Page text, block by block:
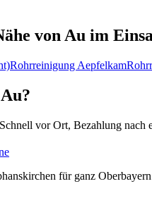
vonAu im
Rohrreinigung Aepfelkam
Au?
vor Ort, Bezahlung nach
für ganz